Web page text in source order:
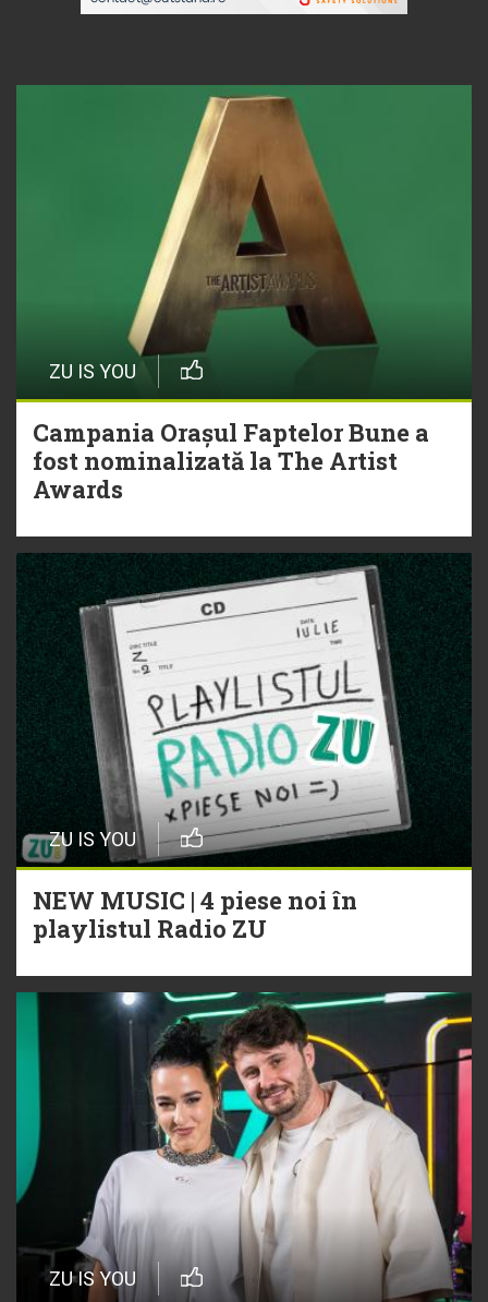
ZU IS YOU
Campania Orașul Faptelor Bune a
fost nominalizată la The Artist
Awards
ZU IS YOU
NEW MUSIC | 4 piese noi în
playlistul Radio ZU
ZU IS YOU